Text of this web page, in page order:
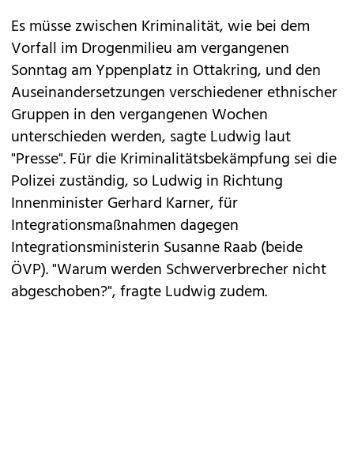
Es müsse zwischen Kriminalität, wie bei dem
Vorfall im Drogenmilieu am vergangenen
Sonntag am Yppenplatz in Ottakring, und den
Auseinandersetzungen verschiedener ethnischer
Gruppen in den vergangenen Wochen
unterschieden werden, sagte Ludwig laut
"Presse". Für die Kriminalitätsbekämpfung sei die
Polizei zuständig, so Ludwig in Richtung
Innenminister Gerhard Karner, für
Integrationsmaßnahmen dagegen
Integrationsministerin Susanne Raab (beide
ÖVP). "Warum werden Schwerverbrecher nicht
abgeschoben?", fragte Ludwig zudem.